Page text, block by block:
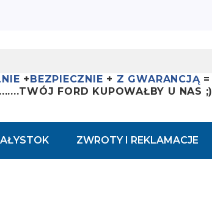
+BEZPIECZNIE + Z GWARANCJĄ=
TWÓJ FORD KUPOWAŁBY U NAS ;)
ZWROTY I REKLAMACJE